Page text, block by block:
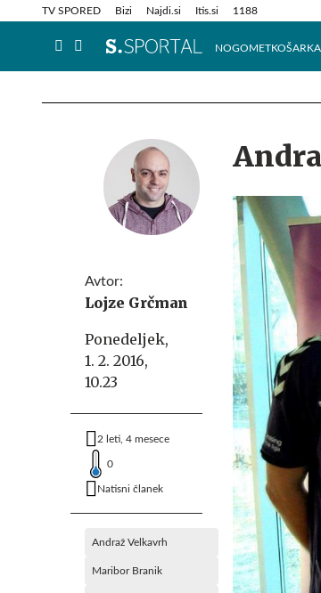
TV SPORED Bizi Najdi.si Itis.si 1188
NOGOMETKOŠARKA
Info in obvestila Tehnik
Avtor:
Lojze Grčman
Ponedeljek,
1. 2. 2016,
10.23
2 leti, 4 mesece
0
Natisni članek
Andraž Velkavrh
Maribor Branik